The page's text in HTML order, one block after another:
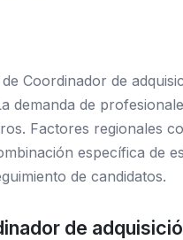
Coordinador de
demanda de
Factores regionales
específica de
de candidatos.
de